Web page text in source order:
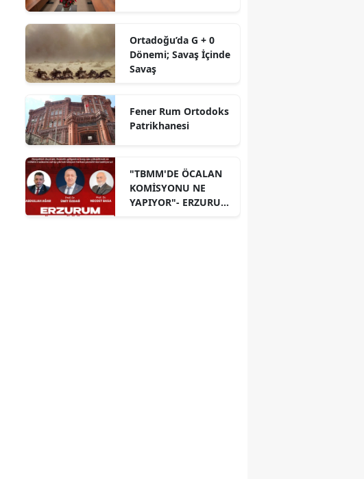
Ortadoğu’da G + 0
Dönemi; Savaş İçinde
Savaş
Fener Rum Ortodoks
Patrikhanesi
"TBMM'DE ÖCALAN
KOMİSYONU NE
YAPIYOR"- ERZURUM